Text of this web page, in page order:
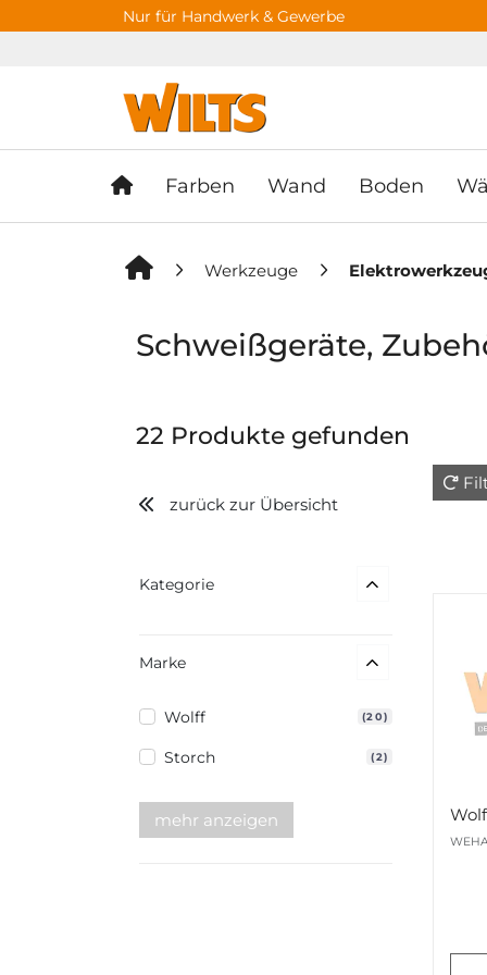
Springe zu Hauptinhalt Springe zum Header
Nur für Handwerk & Gewerbe
Farben Wand Boden
Werkzeuge
Schweißgeräte,
22 Produkte gefunden
zurück zur Übersicht
Kategorie
Marke
Wolff (20)
Storch (2)
mehr anzeigen